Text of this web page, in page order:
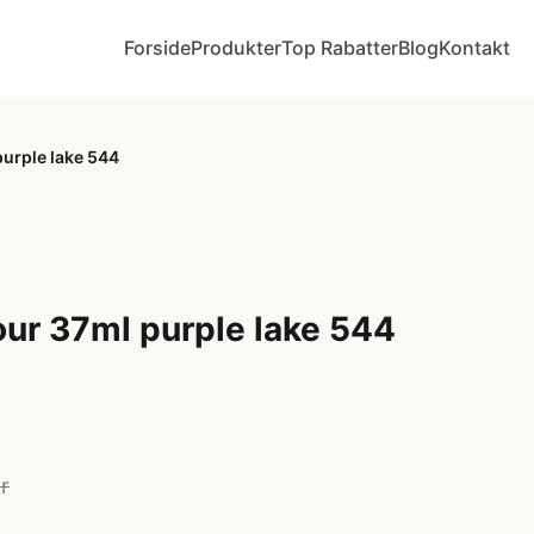
ForsideProdukterTop RabatterBlogKontakt
lake 544
37ml purple lake 544